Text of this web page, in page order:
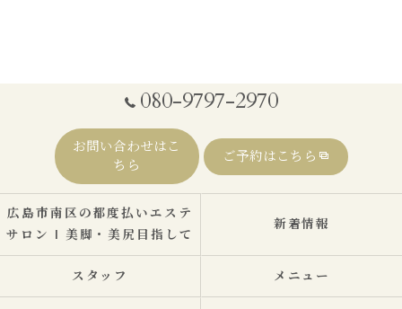
080-9797-2970
お問い合わせはこ
ちら
ご予約はこちら
広島市南区の都度払いエステ
サロン | 美脚・美尻目指して
新着情報
スタッフ メニュー